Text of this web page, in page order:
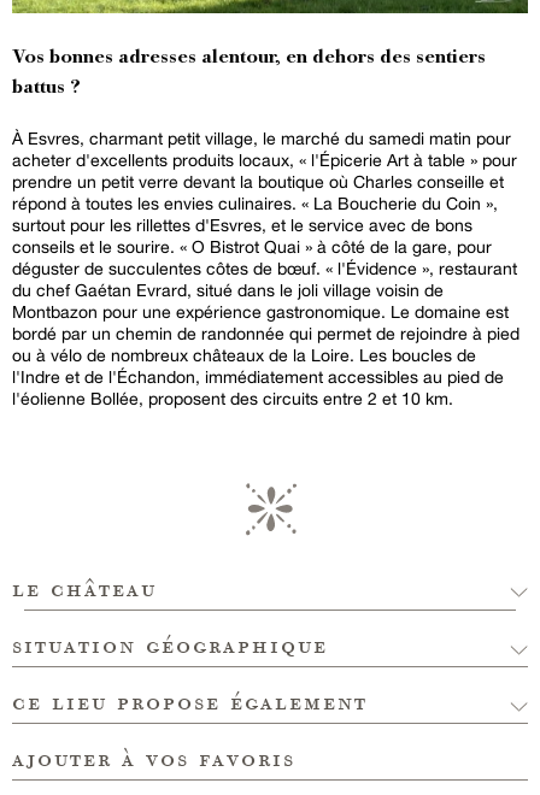
Vos bonnes adresses alentour, en dehors des sentiers
battus ?
À Esvres, charmant petit village, le marché du samedi matin pour
acheter d'excellents produits locaux, « l'Épicerie Art à table » pour
prendre un petit verre devant la boutique où Charles conseille et
répond à toutes les envies culinaires. « La Boucherie du Coin »,
surtout pour les rillettes d'Esvres, et le service avec de bons
conseils et le sourire. « O Bistrot Quai » à côté de la gare, pour
déguster de succulentes côtes de bœuf. « l'Évidence », restaurant
du chef Gaétan Evrard, situé dans le joli village voisin de
Montbazon pour une expérience gastronomique. Le domaine est
bordé par un chemin de randonnée qui permet de rejoindre à pied
ou à vélo de nombreux châteaux de la Loire. Les boucles de
l'Indre et de l'Échandon, immédiatement accessibles au pied de
l'éolienne Bollée, proposent des circuits entre 2 et 10 km.
le château
situation géographique
ce lieu propose également
ajouter à vos favoris